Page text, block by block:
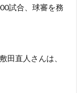
試合、球審を務
田直人さんは、